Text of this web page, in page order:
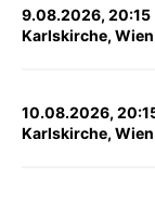
9.08.2026, 20:15
Karlskirche, Wien
10.08.2026,
Karlskirche, Wien